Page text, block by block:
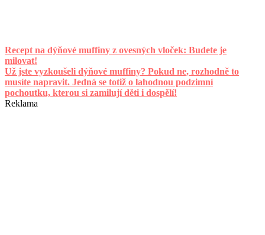
Recept na dýňové muffiny z ovesných vloček: Budete je
milovat!
Už jste vyzkoušeli dýňové muffiny? Pokud ne, rozhodně to
musíte napravit. Jedná se totiž o lahodnou podzimní
pochoutku, kterou si zamilují děti i dospělí!
Reklama